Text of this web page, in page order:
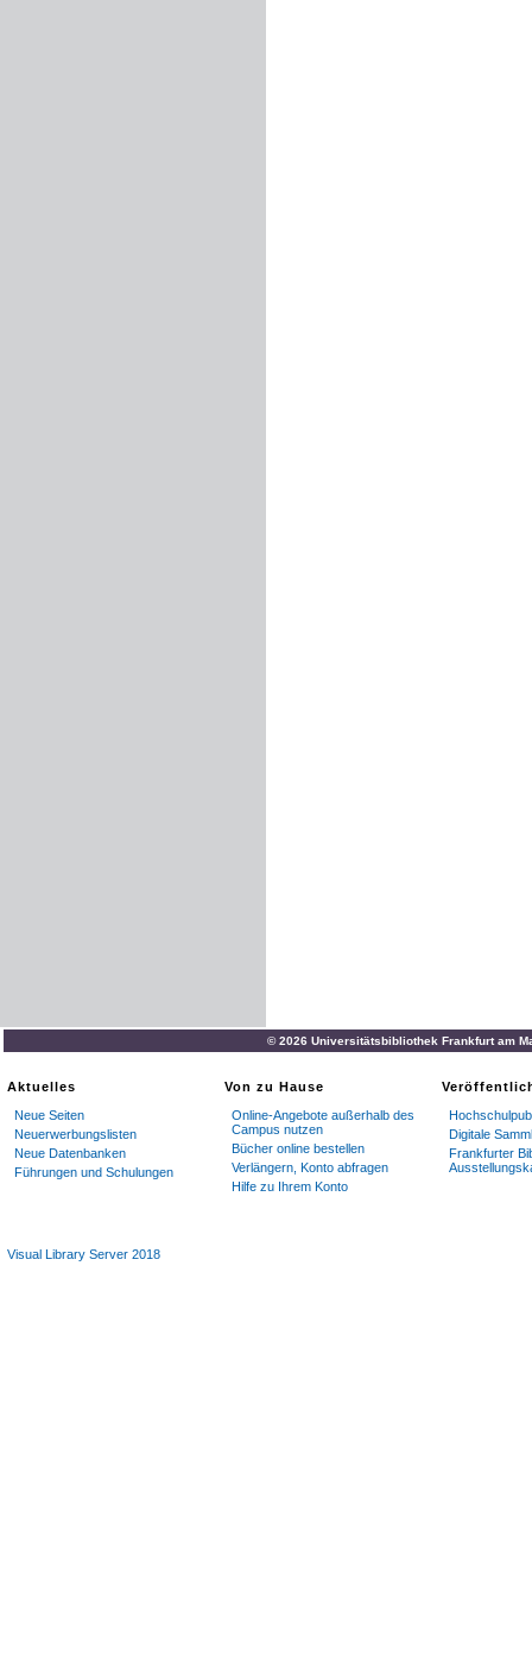
© 2026 Universitätsbibliothek Frankfurt am
Aktuelles
Neue Seiten
Neuerwerbungslisten
Neue Datenbanken
Führungen und Schulungen
Von zu Hause
Online-Angebote außerhalb des
Campus nutzen
Bücher online bestellen
Verlängern, Konto abfragen
Hilfe zu Ihrem Konto
Digitale
Frankfurter
Visual Library Server 2018